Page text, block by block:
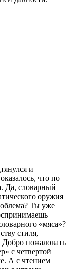
и
что по
Да, словарный
оружия
Ты уже
«мяса»?
стиля,
Добро пожаловать
с четвертой
А с чтением